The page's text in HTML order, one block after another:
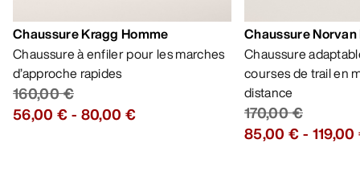
Chaussure Kragg Homme
Chaussure à enfiler pour les marches
d’approche rapides
160,00 €
56,00 €- 80,00 €
Chaussure
Chaussure
courses de trail en
distance
170,00 €
85,00 €-